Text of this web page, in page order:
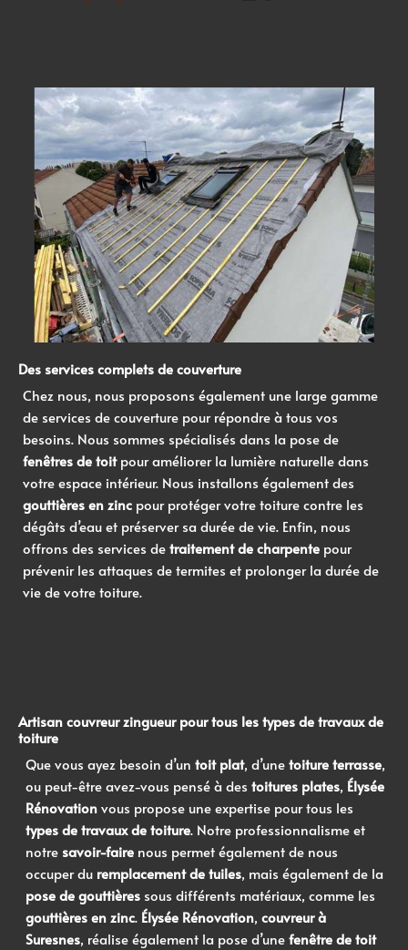
Des services complets de couverture
Chez nous, nous proposons également une large gamme
de services de couverture pour répondre à tous vos
besoins. Nous sommes spécialisés dans la pose de
fenêtres de toitpour améliorer la lumière naturelle dans
votre espace intérieur. Nous installons également des
gouttières en zinc pour protéger votre toiture contre les
dégâts d’eau et préserver sa durée de vie. Enfin, nous
offrons des services de traitement de charpente pour
prévenir les attaques de termites et prolonger la durée de
vie de votre toiture.
Artisan couvreur zingueurpour tous les types de travaux de
toiture
Que vous ayez besoin d’un toit plat, d’une toiture terrasse,
ou peut-être avez-vous pensé à des toitures plates, Élysée
Rénovation vous propose une expertise pour tous les
types de travaux de toiture. Notre professionnalisme et
notre savoir-faire nous permet également de nous
occuper du remplacement de tuiles, mais également de la
pose de gouttières sous différents matériaux, comme les
gouttières en zinc. Élysée Rénovation, couvreur à
Suresnes, réalise également la pose d’une fenêtre de toit